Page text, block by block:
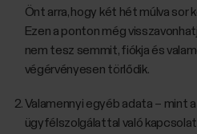
Önt arra, hogy két hét múlva sor
Ezen a ponton még
nem tesz semmit, fiókja és
végérvényesen törlődik.
Valamennyi egyéb adata – mint
ügyfélszolgálattal való